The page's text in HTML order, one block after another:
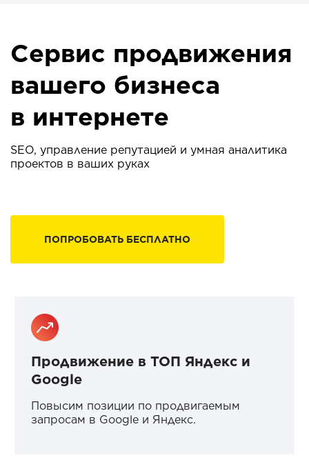
Сервис продвижения
вашего бизнеса
в интернете
SEO, управление репутацией и умная аналитика
проектов в ваших руках
ПОПРОБОВАТЬ БЕСПЛАТНО
Продвижение в ТОП Яндекс и
Google
Повысим позиции по продвигаемым
запросам в Google и Яндекс.